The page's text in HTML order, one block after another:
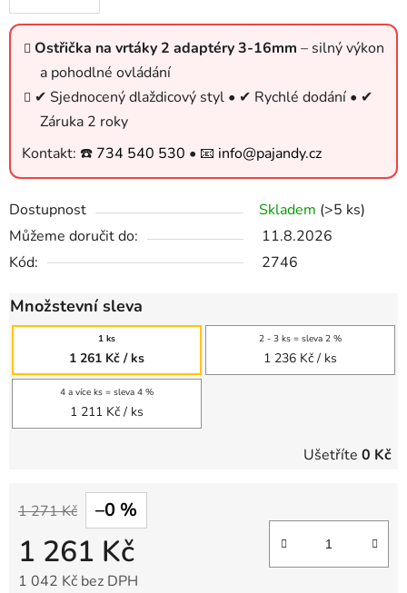
Ostřička na vrtáky 2 adaptéry 3-16mm – silný výkon
a pohodlné ovládání
✔ Sjednocený dlaždicový styl • ✔ Rychlé dodání • ✔
Záruka 2 roky
Kontakt: ☎️ 734 540 530 • 📧 info@pajandy.cz
Dostupnost Skladem (>5 ks)
Můžeme doručit do:
11.8.2026
Kód:
2746
Množstevní sleva
1 ks
1 261 Kč / ks
2 - 3 ks = sleva 2 %
1 236 Kč / ks
4 a více ks = sleva 4 %
1 211 Kč / ks
Ušetříte 0 Kč
1 271 Kč –0 %
1 261 Kč
1 042 Kč bez DPH